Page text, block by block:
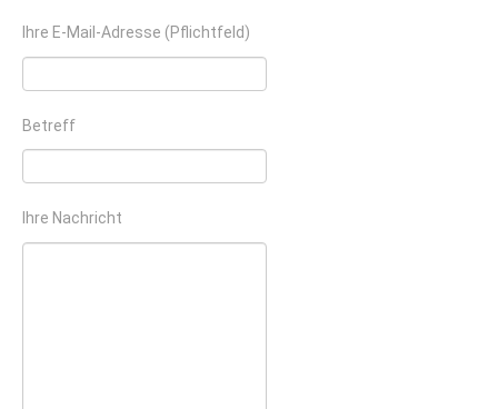
Ihre E-Mail-Adresse (Pflichtfeld)
Betreff
Ihre Nachricht